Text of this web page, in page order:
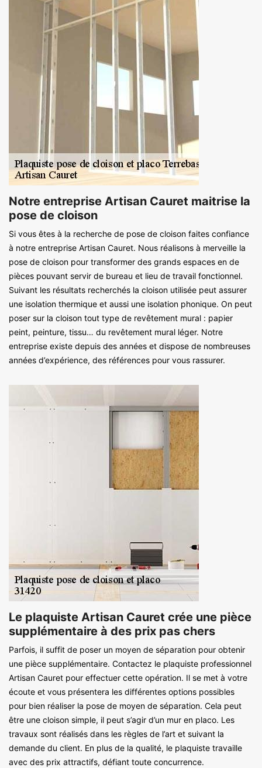
Notre entreprise Artisan Cauret maitrise la
pose de cloison
Si vous êtes à la recherche de pose de cloison faites confiance
à notre entreprise Artisan Cauret. Nous réalisons à merveille la
pose de cloison pour transformer des grands espaces en de
pièces pouvant servir de bureau et lieu de travail fonctionnel.
Suivant les résultats recherchés la cloison utilisée peut assurer
une isolation thermique et aussi une isolation phonique. On peut
poser sur la cloison tout type de revêtement mural : papier
peint, peinture, tissu… du revêtement mural léger. Notre
entreprise existe depuis des années et dispose de nombreuses
années d’expérience, des références pour vous rassurer.
Le plaquiste Artisan Cauret crée une pièce
supplémentaire à des prix pas chers
Parfois, il suffit de poser un moyen de séparation pour obtenir
une pièce supplémentaire. Contactez le plaquiste professionnel
Artisan Cauret pour effectuer cette opération. Il se met à votre
écoute et vous présentera les différentes options possibles
pour bien réaliser la pose de moyen de séparation. Cela peut
être une cloison simple, il peut s’agir d’un mur en placo. Les
travaux sont réalisés dans les règles de l’art et suivant la
demande du client. En plus de la qualité, le plaquiste travaille
avec des prix attractifs, défiant toute concurrence.